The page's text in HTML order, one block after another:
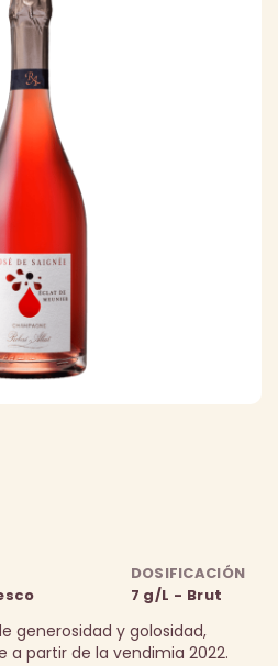
DOSIFICACIÓN
7 g/L - Brut
generosidad y golosidad,
a partir de la vendimia 2022.